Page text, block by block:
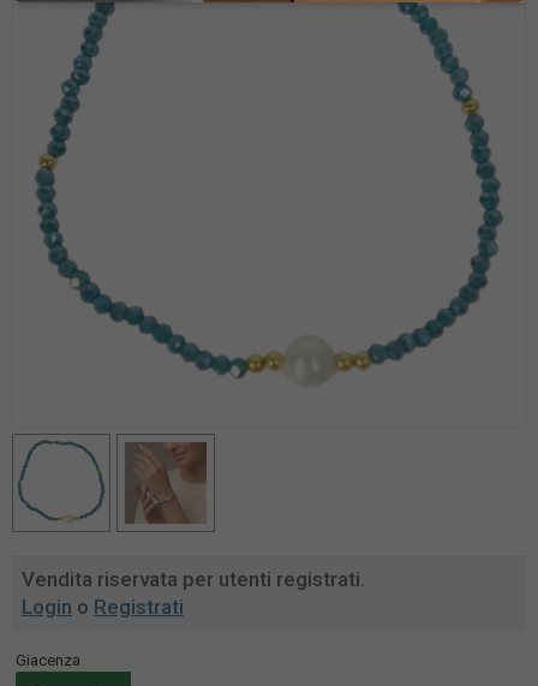
Vendita riservata per utenti registrati.
Login o Registrati
Giacenza